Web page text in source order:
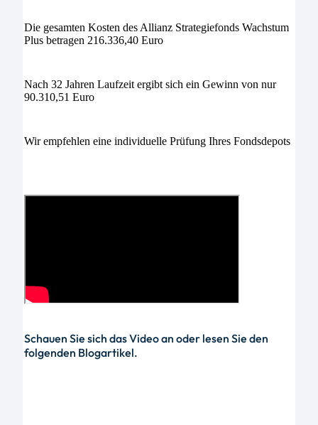
Die gesamten Kosten des Allianz Strategiefonds Wachstum
Plus betragen 216.336,40 Euro
Nach 32 Jahren Laufzeit ergibt sich ein Gewinn von nur
90.310,51 Euro
Wir empfehlen eine individuelle Prüfung Ihres Fondsdepots
Schauen Sie sich das Video an oder lesen Sie den
folgenden Blogartikel.